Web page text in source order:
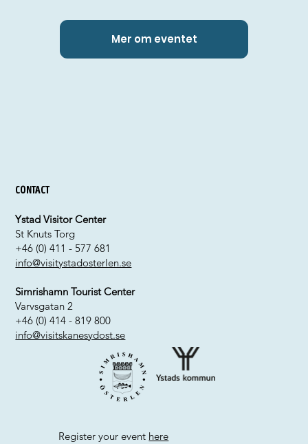
Mer om eventet
Contact
Ystad Visitor Center
St Knuts Torg
+46 (0) 411 - 577 681
info@visitystadosterlen.se
Simrishamn Tourist Center
Varvsgatan 2
+46 (0) 414 - 819 800
info@visitskanesydost.se
Register your event here